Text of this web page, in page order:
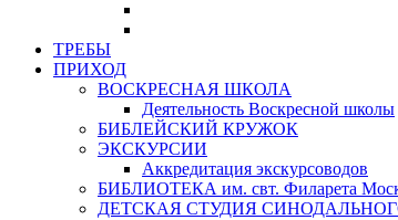
ТРЕБЫ
ПРИХОД
ВОСКРЕСНАЯ ШКОЛА
Деятельность Воскресной школы
БИБЛЕЙСКИЙ КРУЖОК
ЭКСКУРСИИ
Аккредитация экскурсоводов
БИБЛИОТЕКА им. свт. Филарета
ДЕТСКАЯ СТУДИЯ